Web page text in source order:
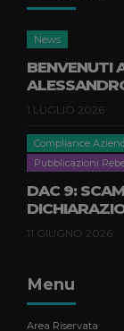
News
BENVENUTI
1 LUGLIO 2026
Compliance
Pubblicazioni
DAC 9:
11 GIUGNO 2026
Menu
Area Riservata